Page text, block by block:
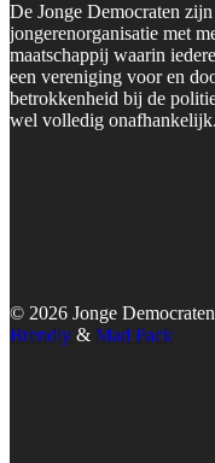
De Jonge Democraten
jongerenorganisatie met
maatschappij waarin
een vereniging voor en
betrokkenheid bij de
wel volledig onafhankelijk.
© 2026 Jonge
Brendly & Mad Pack